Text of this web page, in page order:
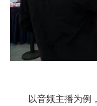
以音频主播为例，